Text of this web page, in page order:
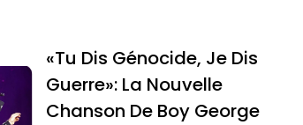
«Tu Dis Génocide, Je Dis
Guerre»: La Nouvelle
Chanson De Boy George